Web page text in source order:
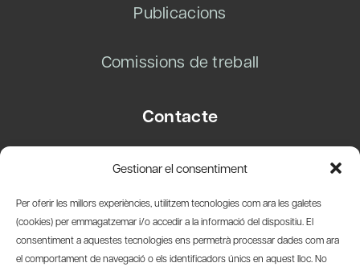
Gestionar el consentiment
Per oferir les millors experiències, utilitzem tecnologies com ara les galetes
(cookies) per emmagatzemar i/o accedir a la informació del dispositiu. El
consentiment a aquestes tecnologies ens permetrà processar dades com ara
el comportament de navegació o els identificadors únics en aquest lloc. No
Publicacions
Comissions de treball
Contacte
08003 Barcelona
info@amicsdelpais.com
Suscripció Newsletter